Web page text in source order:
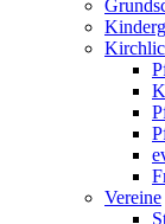
Vereine